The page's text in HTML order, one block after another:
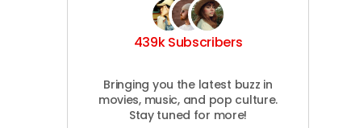
439k Subscribers
Bringing you the latest buzz in
movies, music, and pop culture.
Stay tuned for more!